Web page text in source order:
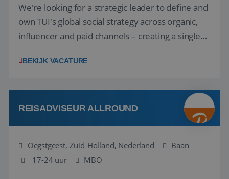
We're looking for a strategic leader to define and
own TUI's global social strategy across organic,
influencer and paid channels – creating a single
locally. The role will be published until 18 August
Attractive remuneration, discre...
BEKIJK VACATURE
REISADVISEUR ALLROUND
Oegstgeest, Zuid-Holland, Nederland
Baan
17-24 uur
MBO